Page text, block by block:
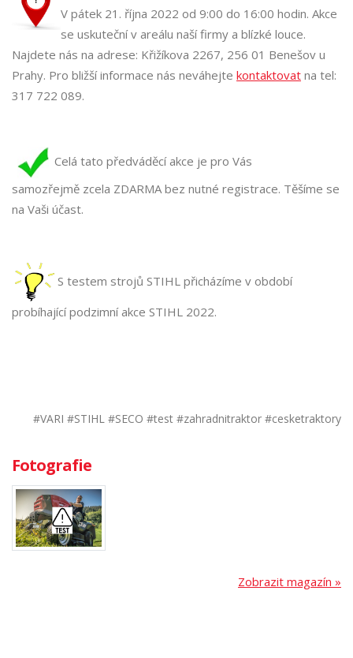
V pátek 21. října 2022 od 9:00 do 16:00 hodin. Akce
se uskuteční v areálu naší firmy a blízké louce.
Najdete nás na adrese: Křižíkova 2267, 256 01 Benešov u
Prahy. Pro bližší informace nás neváhejte kontaktovat na tel:
317 722 089.
Celá tato předváděcí akce je pro Vás
samozřejmě zcela ZDARMA bez nutné registrace. Těšíme se
na Vaši účast.
S testem strojů STIHL přicházíme v období
probíhající podzimní akce STIHL 2022.
#VARI #STIHL #SECO #test #zahradnitraktor #cesketraktory
Fotografie
Zobrazit magazín »